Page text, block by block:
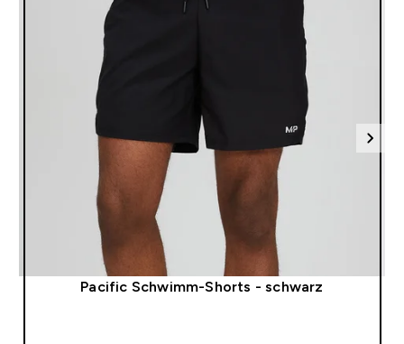
Pacific Schwimm-Shorts - schwarz